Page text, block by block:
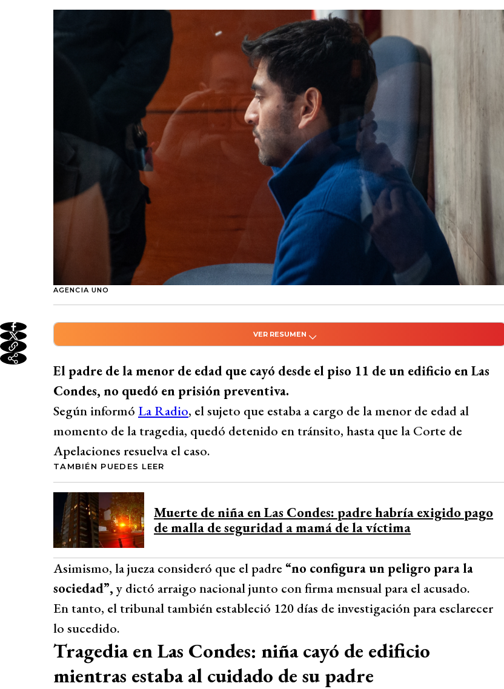
AGENCIA UNO
VER RESUMEN
El padre de la menor que cayó desde un edificio en Las Condes no quedó en prisión
preventiva. Estará detenido en tránsito hasta la resolución del caso por la Corte de
Apelaciones. La jueza determinó que no representa un peligro para la sociedad y
ordenó 120 días de investigación.
El padre de la menor de edad que cayó desde el piso 11 de un edificio en Las
Condes, no quedó en prisión preventiva.
Según informó La Radio, el sujeto que estaba a cargo de la menor de edad al
momento de la tragedia, quedó detenido en tránsito, hasta que la Corte de
Apelaciones resuelva el caso.
TAMBIÉN PUEDES LEER
Muerte de niña en Las Condes: padre habría exigido pago
de malla de seguridad a mamá de la víctima
Asimismo, la jueza consideró que el padre “no configura un peligro para la
sociedad”, y dictó arraigo nacional junto con firma mensual para el acusado.
En tanto, el tribunal también estableció 120 días de investigación para esclarecer
lo sucedido.
Tragedia en Las Condes: niña cayó de edificio
mientras estaba al cuidado de su padre